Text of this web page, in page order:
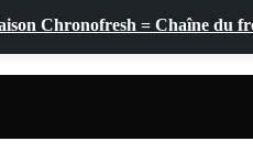
Chronofresh = Chaîne du